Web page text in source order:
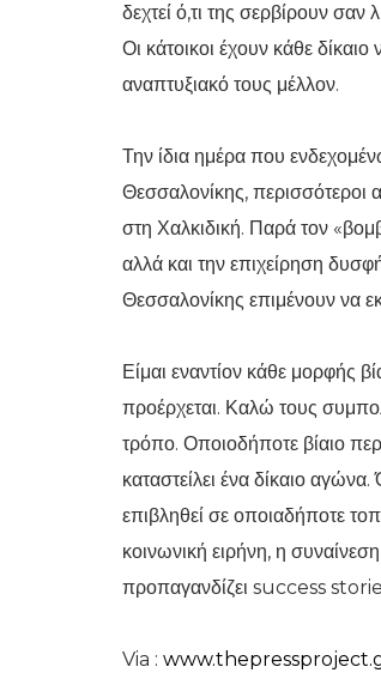
δεχτεί ό,τι της σερβίρουν
Οι κάτοικοι έχουν κάθε
αναπτυξιακό τους μέλλον.
Την ίδια ημέρα που
Θεσσαλονίκης, περισσότεροι
στη Χαλκιδική. Παρά τον
αλλά και την επιχείρηση
Θεσσαλονίκης επιμένουν να
Είμαι εναντίον κάθε μορφής
προέρχεται. Καλώ τους
τρόπο. Οποιοδήποτε βίαιο
καταστείλει ένα δίκαιο
επιβληθεί σε οποιαδήποτε
κοινωνική ειρήνη, η
προπαγανδίζει success
Via :